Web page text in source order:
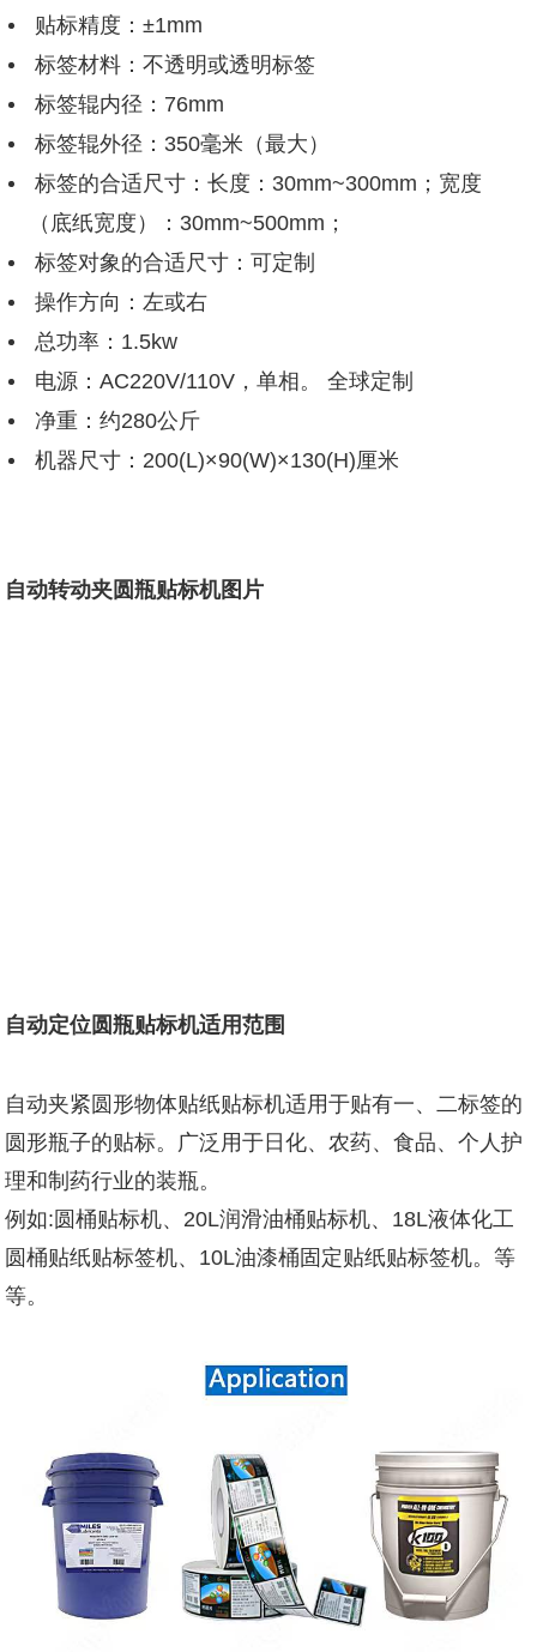
贴标精度：±1mm
标签材料：不透明或透明标签
标签辊内径：76mm
标签辊外径：350毫米（最大）
标签的合适尺寸：长度：30mm~300mm；宽度
（底纸宽度）：30mm~500mm；
标签对象的合适尺寸：可定制
操作方向：左或右
总功率：1.5kw
电源：AC220V/110V，单相。 全球定制
净重：约280公斤
机器尺寸：200(L)×90(W)×130(H)厘米
自动转动夹圆瓶贴标机图片
自动定位圆瓶贴标机适用范围
自动夹紧圆形物体贴纸贴标机适用于贴有一、二标签的
圆形瓶子的贴标。广泛用于日化、农药、食品、个人护
理和制药行业的装瓶。
例如:圆桶贴标机、20L润滑油桶贴标机、18L液体化工
圆桶贴纸贴标签机、10L油漆桶固定贴纸贴标签机。等
等。